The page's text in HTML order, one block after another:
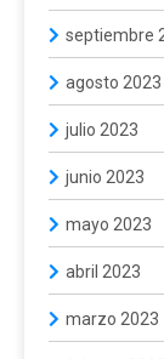
septiembre
agosto 2023
julio 2023
junio 2023
mayo 2023
abril 2023
marzo 2023